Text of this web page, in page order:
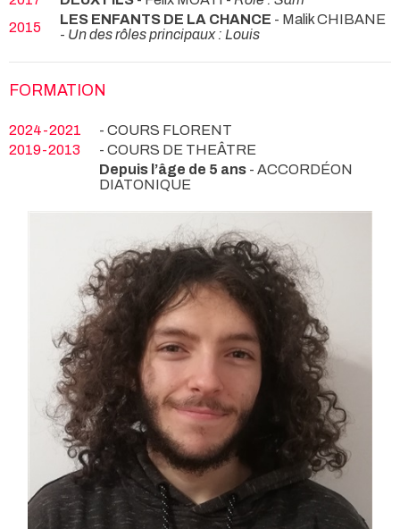
2015
LES ENFANTS DE LA CHANCE - Malik CHIBANE
- Un des rôles principaux : Louis
FORMATION
2024-2021
- COURS FLORENT
2019-2013
- COURS DE THEÂTRE
Depuis l’âge de 5 ans - ACCORDÉON
DIATONIQUE